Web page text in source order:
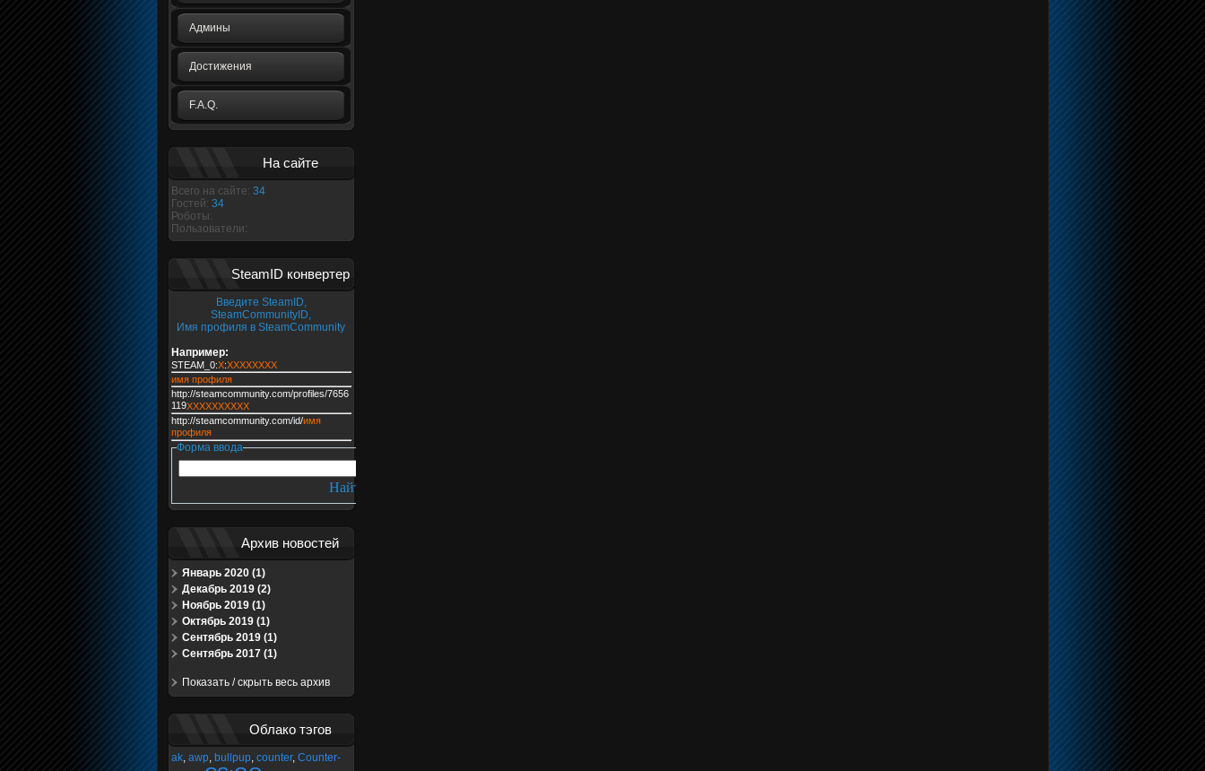
Админы
Достижения
F.A.Q.
На сайте
Всего на сайте: 34
Гостей: 34
Роботы:
Пользователи:
SteamID конвертер
Введите SteamID,
SteamCommunityID,
Имя профиля в SteamCommunity
Например:
STEAM_0:X:XXXXXXXX
имя профиля
http://steamcommunity.com/profiles/7656
119XXXXXXXXXX
http://steamcommunity.com/id/имя
профиля
Форма ввода
Архив новостей
Январь 2020 (1)
Декабрь 2019 (2)
Ноябрь 2019 (1)
Октябрь 2019 (1)
Сентябрь 2019 (1)
Сентябрь 2017 (1)
Показать / скрыть весь архив
Облако тэгов
ak, awp, bullpup, counter, Counter-